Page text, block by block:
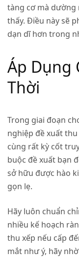
tàng cơ mà dường
thấy. Điều này sẽ
dạn dĩ hơn trong
Áp Dụng
Thời
Trong giai đoạn
nghiệp đề xuất
cùng rất kỳ cốt
buộc đề xuất bạn
sở hữu được hào
gọn lẹ.
Hãy luôn chuẩn
nhiều kế hoạch
thu xếp nếu cấp
mắt như ý, hãy